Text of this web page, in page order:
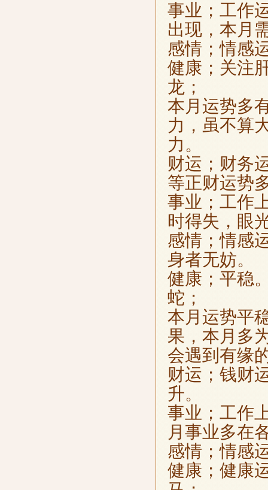
事业；工作
出现，本月
感情；情感
健康；关注
龙；
本月运势多
力，虽不算
力。
财运；财务
等正财运势
事业；工作
时得失，眼
感情；情感
身者无妨。
健康；平稳
蛇；
本月运势平
果，本月多
会遇到有缘
财运；钱财
升。
事业；工作
月事业多在
感情；情感
健康；健康